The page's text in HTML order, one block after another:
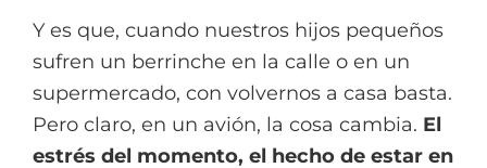
Y es que, cuando nuestros hijos pequeños
sufren un berrinche en la calle o en un
supermercado, con volvernos a casa basta.
Pero claro, en un avión, la cosa cambia. El
estrés del momento, el hecho de estar en